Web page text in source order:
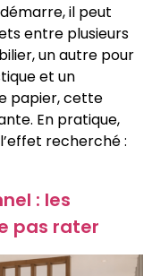
il peut
entre plusieurs
un autre pour
et un
papier, cette
En pratique,
recherché :
: les
pas rater